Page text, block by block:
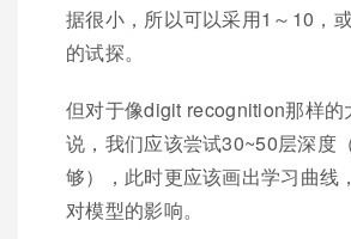
据很⼩，所以可以采⽤1～10，
的试探。
但对于像digit recognition那样的
说，我们应该尝试30~50层深度
够），此时更应该画出学习曲线
对模型的影响。